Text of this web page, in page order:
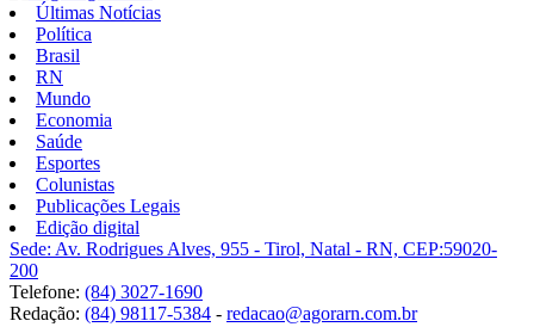
Últimas Notícias
Política
Brasil
RN
Mundo
Economia
Saúde
Esportes
Colunistas
Publicações Legais
Edição digital
Sede: Av. Rodrigues Alves, 955 - Tirol, Natal - RN, CEP:59020-
200
Telefone: (84) 3027-1690
Redação: (84) 98117-5384 - redacao@agorarn.com.br